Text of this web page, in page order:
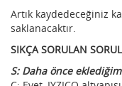
Artık kaydedeceğiniz
saklanacaktır.
SIKÇA SORULAN
S: Daha önce